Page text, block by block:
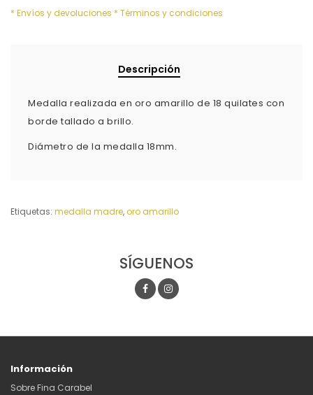
* Envíos y devoluciones * Términos y condiciones
Descripción
Medalla realizada en oro amarillo de 18 quilates con
borde tallado a brillo.
Diámetro de la medalla 18mm.
Etiquetas: medalla madre, oro amarillo
SÍGUENOS
Información
Sobre Fina Carabel